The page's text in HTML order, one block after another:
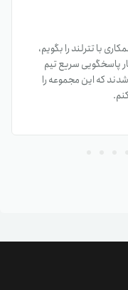
با تترلند را بگویم،
پاسخگویی سریع تیم
که این مجموعه را